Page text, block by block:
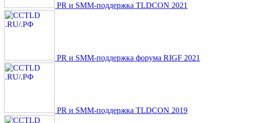
PR и SMM-поддержка TLDCON 2021
PR и SMM-поддержка форума RIGF 2021
PR и SMM-поддержка TLDCON 2019